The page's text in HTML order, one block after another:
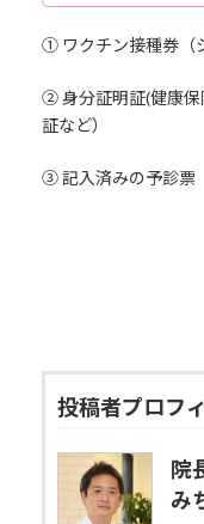
① ワクチン接種券（
② 身分証明証(健康保
証など）
③ 記入済みの予診票
投稿者プロフ
院
み